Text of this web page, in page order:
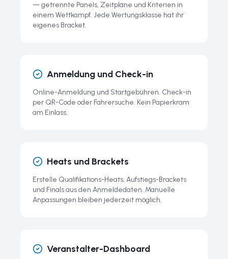
— getrennte Panels, Zeitpläne und Kriterien in
einem Wettkampf. Jede Wertungsklasse hat ihr
eigenes Bracket.
Anmeldung und Check-in
Online-Anmeldung und Startgebühren. Check-in
per QR-Code oder Fahrersuche. Kein Papierkram
am Einlass.
Heats und Brackets
Erstelle Qualifikations-Heats, Aufstiegs-Brackets
und Finals aus den Anmeldedaten. Manuelle
Anpassungen bleiben jederzeit möglich.
Veranstalter-Dashboard